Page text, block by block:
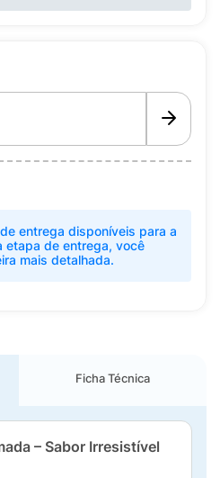
entrega disponíveis para a
etapa de entrega, você
mais detalhada.
Ficha Técnica
– Sabor Irresistível